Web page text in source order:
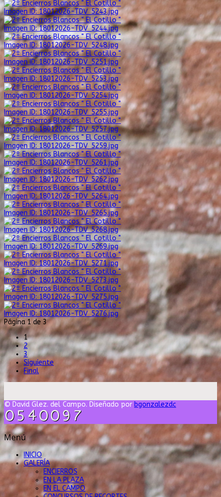
Imagen ID: 18012026-TDV_5243.jpg
Imagen ID: 18012026-TDV_5244.jpg
Imagen ID: 18012026-TDV_5248.jpg
Imagen ID: 18012026-TDV_5251.jpg
Imagen ID: 18012026-TDV_5253.jpg
Imagen ID: 18012026-TDV_5254.jpg
Imagen ID: 18012026-TDV_5255.jpg
Imagen ID: 18012026-TDV_5257.jpg
Imagen ID: 18012026-TDV_5259.jpg
Imagen ID: 18012026-TDV_5261.jpg
Imagen ID: 18012026-TDV_5262.jpg
Imagen ID: 18012026-TDV_5264.jpg
Imagen ID: 18012026-TDV_5265.jpg
Imagen ID: 18012026-TDV_5268.jpg
Imagen ID: 18012026-TDV_5269.jpg
Imagen ID: 18012026-TDV_5271.jpg
Imagen ID: 18012026-TDV_5273.jpg
Imagen ID: 18012026-TDV_5275.jpg
Imagen ID: 18012026-TDV_5276.jpg
Página 1 de 3
1
2
3
Siguiente
Final
© David Glez. del Campo. Diseñado por bgonzalezdc
Menú
INICIO
GALERÍA
ENCIERROS
EN LA PLAZA
EN EL CAMPO